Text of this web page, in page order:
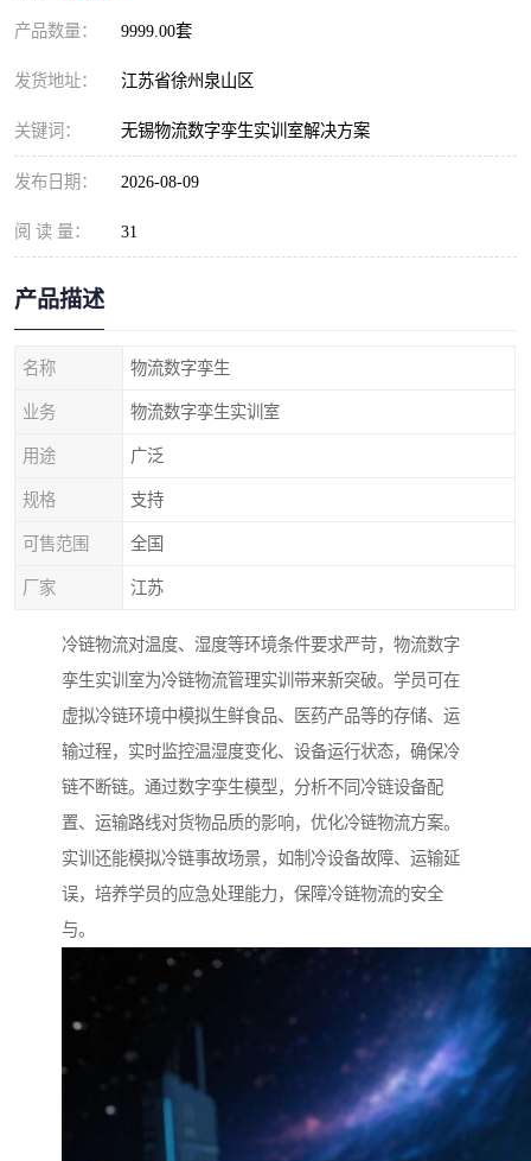
产品数量： 9999.00套
发货地址： 江苏省徐州泉山区
关键词： 无锡物流数字孪生实训室解决方案
发布日期： 2026-08-09
阅 读 量： 31
产品描述
名称 物流数字孪生
业务 物流数字孪生实训室
用途 广泛
规格 支持
可售范围 全国
厂家 江苏
冷链物流对温度、湿度等环境条件要求严苛，物流数字
孪生实训室为冷链物流管理实训带来新突破。学员可在
虚拟冷链环境中模拟生鲜食品、医药产品等的存储、运
输过程，实时监控温湿度变化、设备运行状态，确保冷
链不断链。通过数字孪生模型，分析不同冷链设备配
置、运输路线对货物品质的影响，优化冷链物流方案。
实训还能模拟冷链事故场景，如制冷设备故障、运输延
误，培养学员的应急处理能力，保障冷链物流的安全
与。